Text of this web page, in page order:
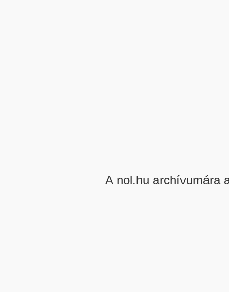
A nol.hu archívumára